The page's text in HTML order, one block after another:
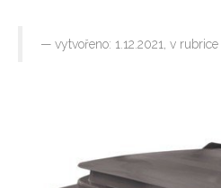
vytvořeno: 1.12.2021, v rubrice